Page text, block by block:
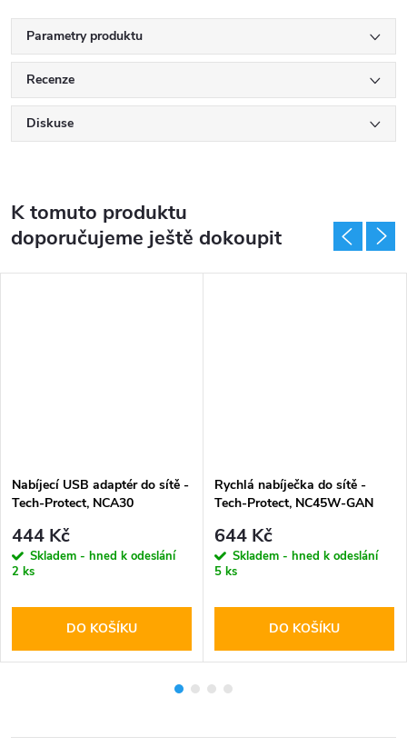
Parametry produktu
Recenze
Diskuse
K tomuto produktu
doporučujeme ještě dokoupit
Nabíjecí USB adaptér do sítě -
Tech-Protect, NCA30
444 Kč
Skladem - hned k odeslání
2 ks
DO KOŠÍKU
Rychlá nabíječka do sítě -
Tech-Protect, NC45W-GAN
644 Kč
Skladem - hned k odeslání
5 ks
DO KOŠÍKU